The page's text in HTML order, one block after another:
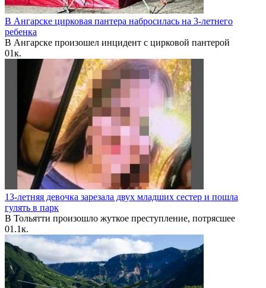
В Ангарске цирковая пантера набросилась на 3-летнего
ребенка
В Ангарске произошел инцидент с цирковой пантерой
01к.
13-летняя девочка зарезала двух младших сестер и пошла
гулять в парк
В Тольятти произошло жуткое преступление, потрясшее
01.1к.